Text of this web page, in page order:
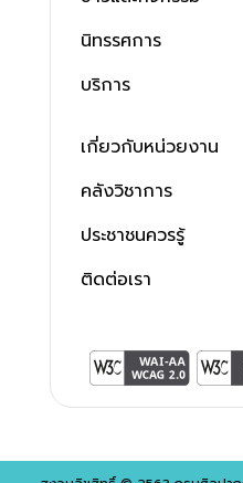
นิทรรศการ
บริการ
เกี่ยวกับหน่วยงาน
คลังวิชาการ
ประชาชนควรรู้
ติดต่อเรา